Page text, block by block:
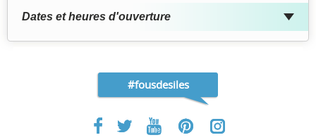
Dates et heures d'ouverture
#fousdesiles